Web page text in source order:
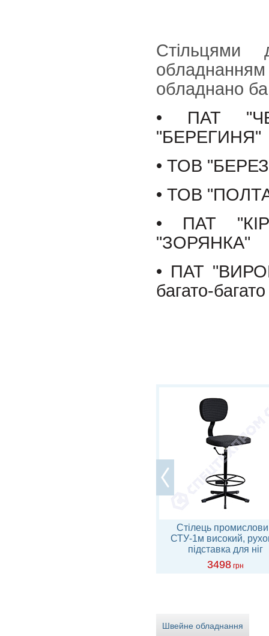
обладнано
• ПАТ
"БЕРЕГИНЯ"
• ТОВ
• ТОВ
• ПАТ
"ЗОРЯНКА"
• ПАТ
багато-
Стілець
СТУ-1м високий,
підставка для ніг
3498 грн
Швейне обладнання